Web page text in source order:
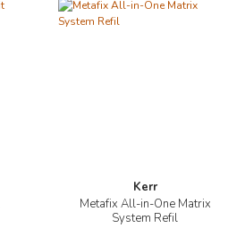
Kerr
Metafix All-in-One Matrix
System Refil